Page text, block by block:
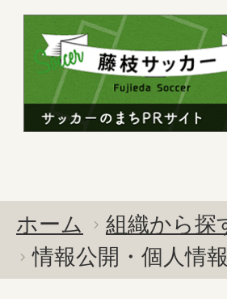
ホーム 組織から探
情報公開・個人情